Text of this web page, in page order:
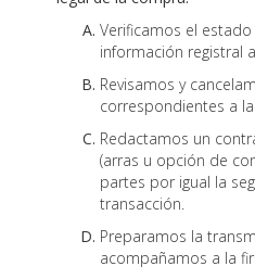
Verificamos el
información registral
Revisamos y
correspondientes a
Redactamos un
(arras u opción de
partes por igual la
transacción.
Preparamos la
acompañamos a la